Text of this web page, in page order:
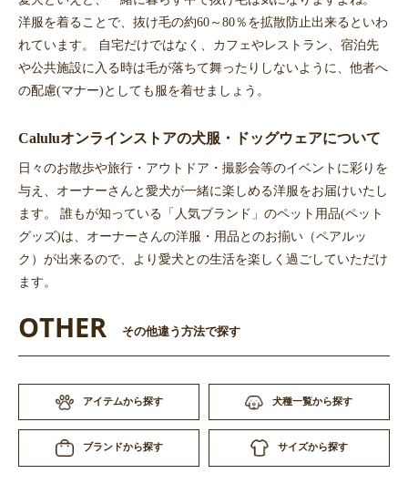
洋服を着ることで、抜け毛の約60～80％を拡散防止出来るといわ
れています。 自宅だけではなく、カフェやレストラン、宿泊先
や公共施設に入る時は毛が落ちて舞ったりしないように、他者へ
の配慮(マナー)としても服を着せましょう。
Caluluオンラインストアの犬服・ドッグウェアについて
日々のお散歩や旅行・アウトドア・撮影会等のイベントに彩りを
与え、オーナーさんと愛犬が一緒に楽しめる洋服をお届けいたし
ます。 誰もが知っている「人気ブランド」のペット用品(ペット
グッズ)は、オーナーさんの洋服・用品とのお揃い（ペアルッ
ク）が出来るので、より愛犬との生活を楽しく過ごしていただけ
ます。
OTHER その他違う方法で探す
アイテムから探す 犬種一覧から探す
ブランドから探す サイズから探す